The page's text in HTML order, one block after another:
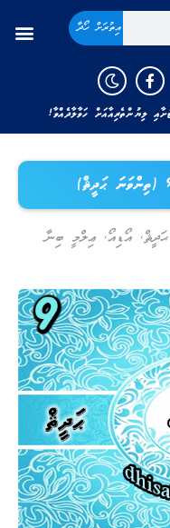
އިތުރަށް ހޯދާ
ލިޔުންތެރިއާއަށް ހަވާލާދެއްވާ!
, އޯޑިއޯ, ޢިލްމީ ބިނާ